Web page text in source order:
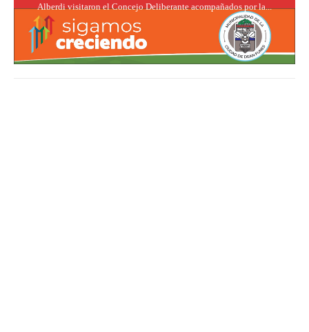
Alberdi visitaron el Concejo Deliberante acompañados por la...